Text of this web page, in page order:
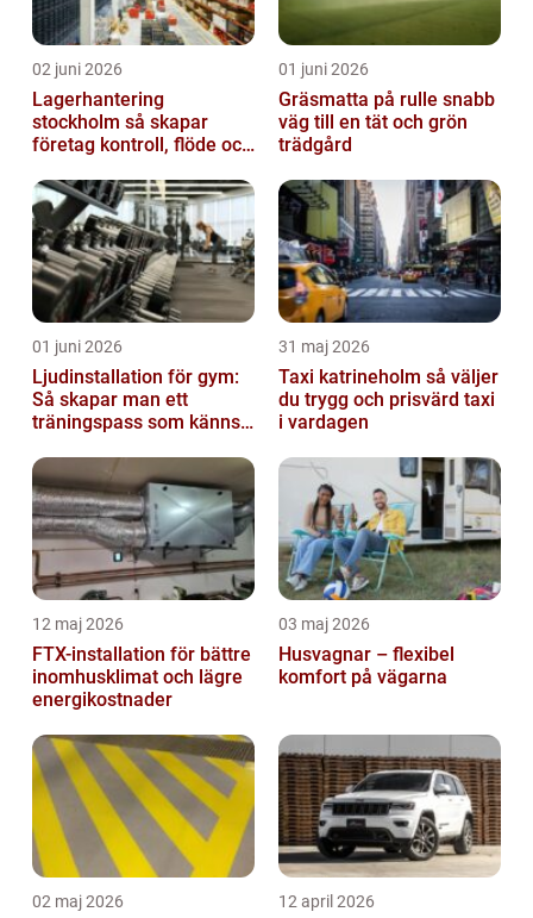
02 juni 2026
Lagerhantering
stockholm så skapar
företag kontroll, flöde och
01 juni 2026
Gräsmatta på rulle snabb
väg till en tät och grön
trädgård
01 juni 2026
Ljudinstallation för gym:
Så skapar man ett
träningspass som känns i
31 maj 2026
Taxi katrineholm så väljer
du trygg och prisvärd taxi
i vardagen
12 maj 2026
FTX-installation för bättre
inomhusklimat och lägre
energikostnader
03 maj 2026
Husvagnar – flexibel
komfort på vägarna
02 maj 2026 12 april 2026